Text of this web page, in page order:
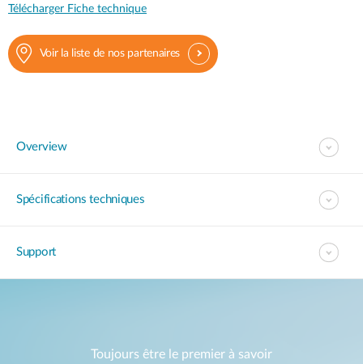
Télécharger Fiche technique
Voir la liste de nos partenaires
Overview
Spécifications techniques
Support
Toujours être le premier à savoir